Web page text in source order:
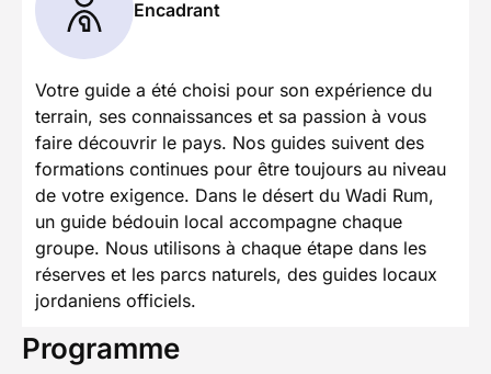
Encadrant
Votre guide a été choisi pour son expérience du
terrain, ses connaissances et sa passion à vous
faire découvrir le pays. Nos guides suivent des
formations continues pour être toujours au niveau
de votre exigence. Dans le désert du Wadi Rum,
un guide bédouin local accompagne chaque
groupe. Nous utilisons à chaque étape dans les
réserves et les parcs naturels, des guides locaux
jordaniens officiels.
Programme